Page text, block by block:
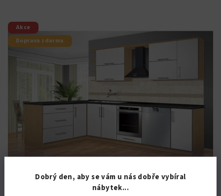
Dobrý den, aby se vám u nás dobře vybíral
nábytek...
Akce
Doprava zdarma
KÓD:4817/BUK